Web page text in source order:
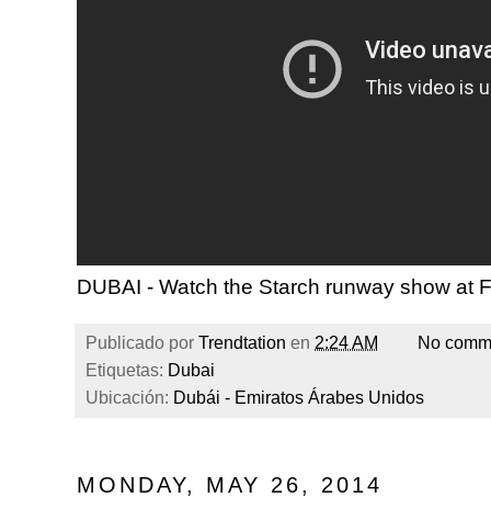
DUBAI - Watch the Starch runway show at
Publicado por Trendtation en 2:24 AM
No
Etiquetas: Dubai
Ubicación: Dubái - Emiratos Árabes Unidos
MONDAY, MAY 26, 2014